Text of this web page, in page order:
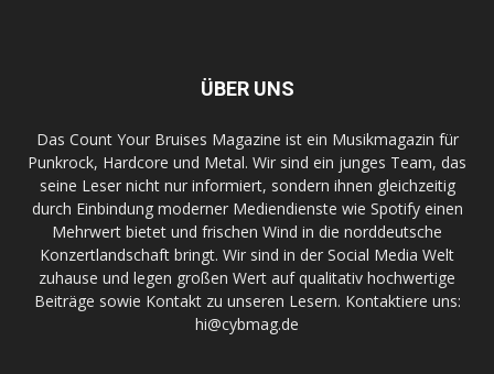
ÜBER UNS
Das Count Your Bruises Magazine ist ein Musikmagazin für
Punkrock, Hardcore und Metal. Wir sind ein junges Team, das
seine Leser nicht nur informiert, sondern ihnen gleichzeitig
durch Einbindung moderner Mediendienste wie Spotify einen
Mehrwert bietet und frischen Wind in die norddeutsche
Konzertlandschaft bringt. Wir sind in der Social Media Welt
zuhause und legen großen Wert auf qualitativ hochwertige
Beiträge sowie Kontakt zu unseren Lesern. Kontaktiere uns:
hi@cybmag.de